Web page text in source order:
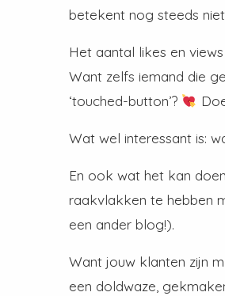
betekent nog steeds
Het aantal likes en
Want zelfs iemand die
‘touched-button’?
Wat wel interessant is:
En ook wat het kan
raakvlakken te hebben
een ander blog!).
Want jouw klanten zijn
een doldwaze,